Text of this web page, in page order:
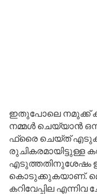
ഇതുപോലെ നമുക്ക്
നമ്മൾ ചെയ്യാൻ
ഫ്രൈ ചെയ്ത്
രുചികരമായിട്ടുള്ള
എടുത്തതിനുശേഷം
കൊടുക്കുകയാണ്.
കറിവേപ്പില